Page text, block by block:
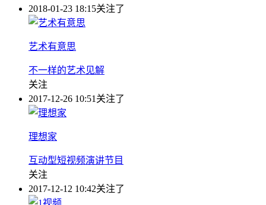
2018-01-23 18:15关注了
艺术有意思
不一样的艺术见解
关注
2017-12-26 10:51 关注了
理想家
互动型短视频演讲节目
关注
2017-12-12 10:42关注了